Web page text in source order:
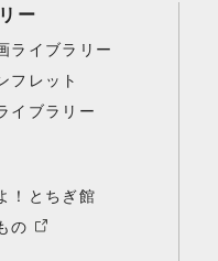
ー
ライブラリー
フレット
イブラリー
！とちぎ館
の